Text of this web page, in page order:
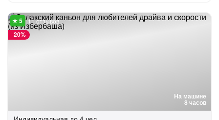
На машине
8 часов
-20%
11 отзывов